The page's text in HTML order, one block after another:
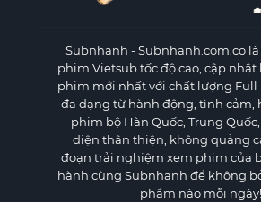
Subnhanh - Subnhanh.com.co
phim Vietsub tốc độ cao, cập nhật
phim mới nhất với chất lượng Full
đa dạng từ hành động, tình cảm,
phim bộ Hàn Quốc, Trung Quốc,
diện thân thiện, không quảng
đoạn trải nghiệm xem phim của
hành cùng Subnhanh để không
phẩm nào mỗi ngày!